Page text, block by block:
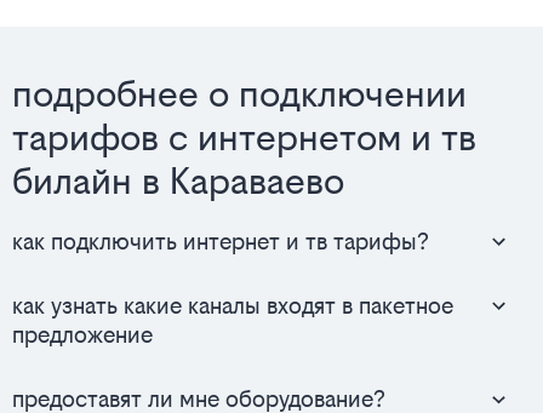
подробнее о подключении
тарифов с интернетом и тв
билайн в Караваево
как подключить интернет и тв тарифы?
как узнать какие каналы входят в пакетное
предложение
предоставят ли мне оборудование?